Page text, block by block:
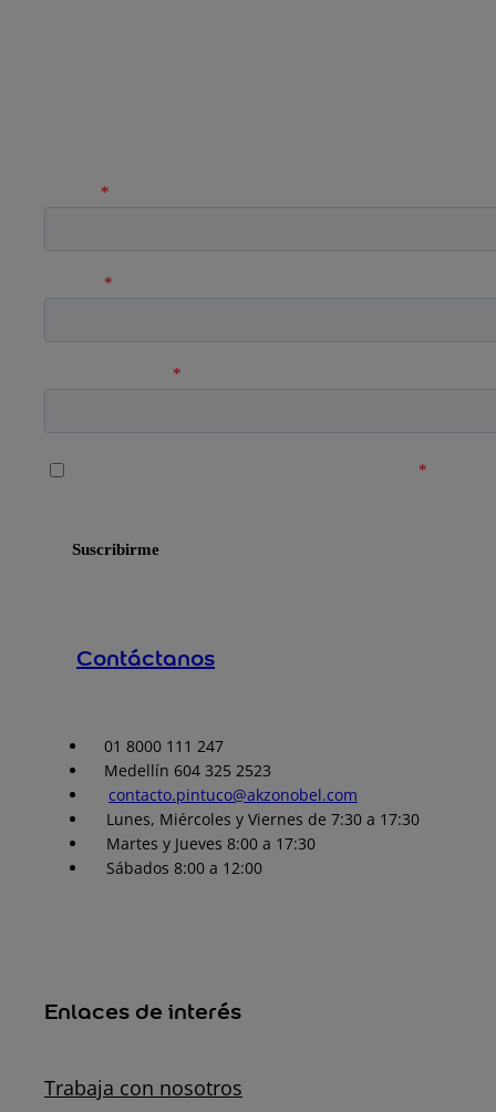
Contáctanos
01 8000 111 247
Medellín 604 325 2523
contacto.pintuco@akzonobel.com
Lunes, Miércoles y Viernes de 7:30 a 17:30
Martes y Jueves 8:00 a 17:30
Sábados 8:00 a 12:00
Enlaces de interés
Trabaja con nosotros